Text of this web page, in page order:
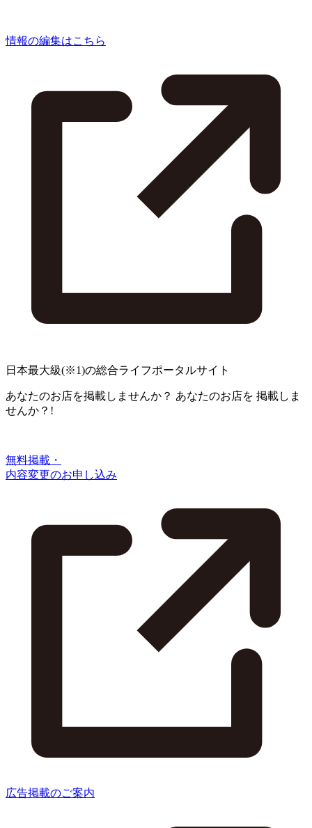
情報の編集はこちら
日本最大級(※1)の総合ライフポータルサイト
あなたのお店を掲載しませんか？ あなたのお店を 掲載しま
せんか？!
無料掲載・
内容変更のお申し込み
広告掲載のご案内